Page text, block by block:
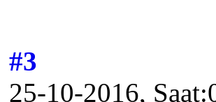
#3
25-10-2016,